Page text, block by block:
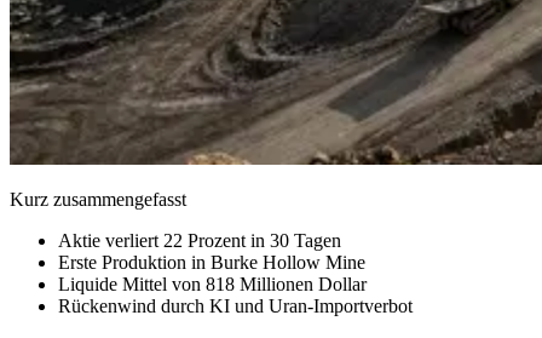
Kurz zusammengefasst
Aktie verliert 22 Prozent in 30 Tagen
Erste Produktion in Burke Hollow Mine
Liquide Mittel von 818 Millionen Dollar
Rückenwind durch KI und Uran-Importverbot